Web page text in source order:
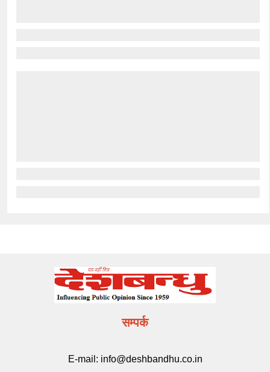
सम्पर्क
E-mail: info@deshbandhu.co.in